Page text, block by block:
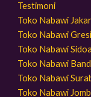
Testimoni
Toko Nabawi
Toko Nabawi
Toko Nabawi
Toko Nabawi
Toko Nabawi
Toko Nabawi